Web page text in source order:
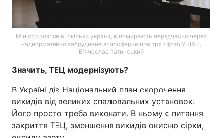
Міністр розповів, скільки українців помирають передчасно через
наднормативно забруднене атмосферне повітря / фото УНІАН,
В'ячеслав Ратинський
Значить, ТЕЦ модернізують?
В Україні діє Національний план скорочення
викидів від великих спалювальних установок.
Його просто треба виконати. В ньому є питання
закриття ТЕЦ, зменшення викидів окисню сірки,